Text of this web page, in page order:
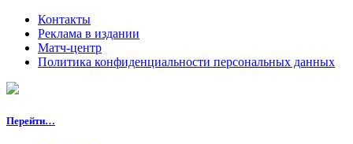
Контакты
Реклама в издании
Матч-центр
Политика конфиденциальности персональных данных
Перейти…